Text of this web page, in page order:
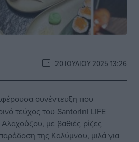
20 ΙΟΥΛΊΟΥ 2025 13:26
συνέντευξη που
τεύχος του Santorini LIFE
με βαθιές ρίζες
της Καλύμνου, μιλά για